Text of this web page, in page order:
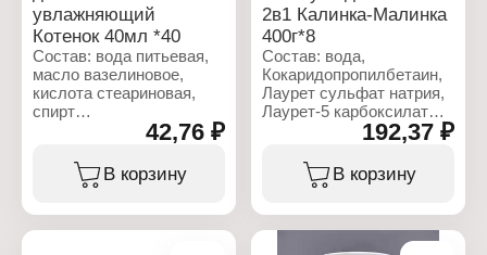
Эффект: увлажняющий
Действие: смягчает
огрубевшую кожу,
защищает от трещин и
мозолей
Активные компоненты: д-
пантенол, мочевина
Объем: 75 мл
увлажняющий
Котенок 40мл *40
Состав: вода питьевая,
масло вазелиновое,
кислота стеариновая,
спирт
цетилстеариловый,
изопропилмиристат,
глицерин,
циклопентасилокан (и)
42,76 ₽
В корзину
2в1 Калинка-Малинка
400г*8
Состав: вода,
Кокаридопропилбетаин,
Лаурет сульфат натрия,
Лаурет-5 карбоксилат
натрия, Глицерин,
сульфосукцинат,
бензоат натрия, хлорид
Кокамид ДЭА, Лимонная
192,37 ₽
В корзину